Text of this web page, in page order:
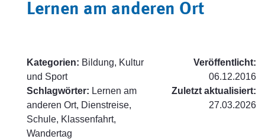
Lernen am anderen Ort
Kategorien: Bildung, Kultur
und Sport
Schlagwörter: Lernen am
anderen Ort, Dienstreise,
Schule, Klassenfahrt,
Wandertag
Veröffentlicht:
06.12.2016
Zuletzt aktualisiert:
27.03.2026